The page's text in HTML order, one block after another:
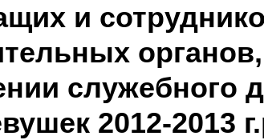
и
служебного
2012-2013